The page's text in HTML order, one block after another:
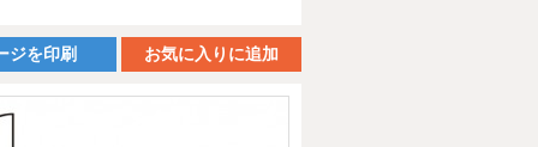
ジを印刷 お気に入りに追加